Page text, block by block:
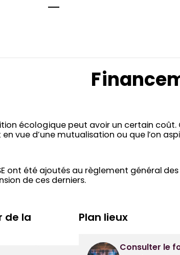
écologique peut avoir un certain coût.
vue d’une mutualisation ou que l’on
ont été ajoutés au règlement général des
de ces derniers.
de la
Plan lieux
Consulter le